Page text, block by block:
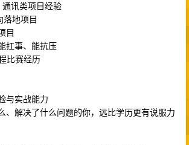
讯类项目经验
落地项目
目
扛事、能抗压
比赛经历
与实战能力
、解决了什么问题的你，远比学历更有说服力